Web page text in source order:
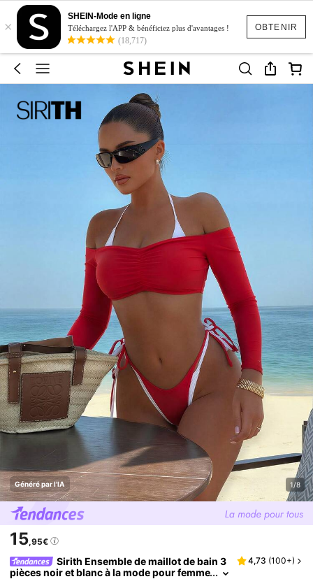
OBTENIR
×
SHEIN-Mode en ligne
Téléchargez l'APP & bénéficiez plus d'avantages !
(18,717)
Généré par l'IA 1/8
15,95€
Sirith Ensemble de maillot de bain 3
pièces noir et blanc à la mode pour femme
4,73 (100+)